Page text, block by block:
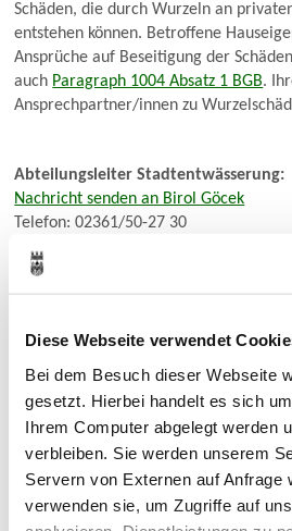
Diese Webseite verwendet
Bei dem Besuch dieser Webseite
gesetzt. Hierbei handelt es sich
Ihrem Computer abgelegt werden
verbleiben. Sie werden unserem
Servern von Externen auf Anfrage
verwenden sie, um Zugriffe auf
Schäden, die durch Wurzeln an
entstehen können. Betroffene
Ansprüche auf Beseitigung der
auch Paragraph 1004 Absatz 1 BGB.
Ansprechpartner/innen zu
Abteilungsleiter Stadtentwässerung:
Nachricht senden an Birol Göcek
Telefon: 02361/50-27 30
Technisches Rathaus
Raum 106
Ihr Kontakt zur
Online-Terminvergabe